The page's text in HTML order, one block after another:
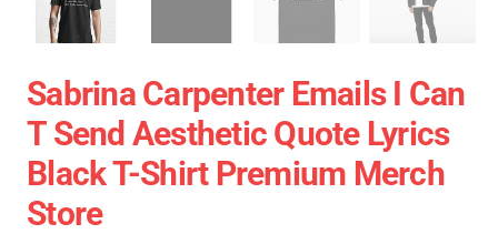
Sabrina Carpenter Emails I Can
T Send Aesthetic Quote Lyrics
Black T-Shirt Premium Merch
Store